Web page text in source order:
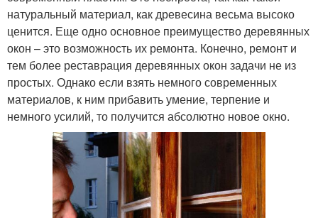
натуральный материал, как древесина весьма высоко
ценится. Еще одно основное преимущество деревянных
окон – это возможность их ремонта. Конечно, ремонт и
тем более реставрация деревянных окон задачи не из
простых. Однако если взять немного современных
материалов, к ним прибавить умение, терпение и
немного усилий, то получится абсолютно новое окно.